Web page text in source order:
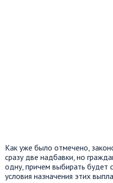
Как уже было отмечено,
сразу две надбавки, но
одну, причем выбирать будет
условия назначения этих